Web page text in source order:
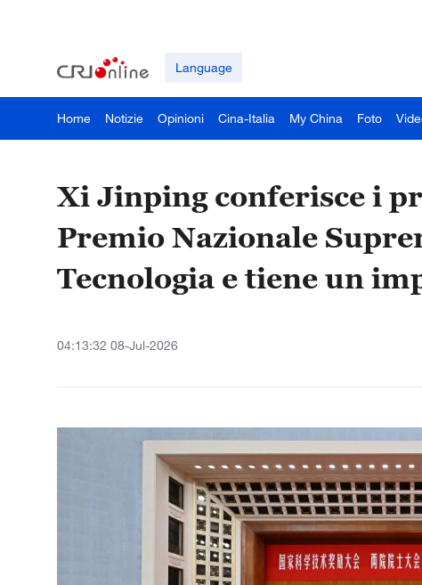
Language
Home Notizie Opinioni Cina-Italia My China Foto
Xi Jinping conferisce i
Premio Nazionale
Tecnologia e tiene un
04:13:32 08-Jul-2026